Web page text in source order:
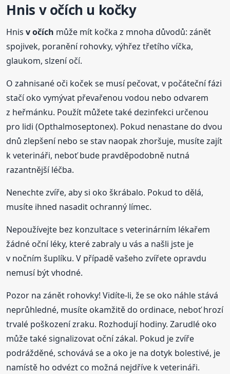
Hnis v očích u kočky
Hnisv očích může mít kočka z mnoha důvodů: zánět
spojivek, poranění rohovky, výhřez třetího víčka,
glaukom, slzení očí.
O zahnisané oči koček se musí pečovat, v počáteční fázi
stačí oko vymývat převařenou vodou nebo odvarem
z heřmánku. Použít můžete také dezinfekci určenou
pro lidi (Opthalmoseptonex). Pokud nenastane do dvou
dnů zlepšení nebo se stav naopak zhoršuje, musíte zajít
k veterináři, neboť bude pravděpodobně nutná
razantnější léčba.
Nenechte zvíře, aby si oko škrábalo. Pokud to dělá,
musíte ihned nasadit ochranný límec.
Nepoužívejte bez konzultace s veterinárním lékařem
žádné oční léky, které zabraly u vás a našli jste je
v nočním šuplíku. V případě vašeho zvířete opravdu
nemusí být vhodné.
Pozor na zánět rohovky! Vidíte-li, že se oko náhle stává
neprůhledné, musíte okamžitě do ordinace, neboť hrozí
trvalé poškození zraku. Rozhodují hodiny. Zarudlé oko
může také signalizovat oční zákal. Pokud je zvíře
podrážděné, schovává se a oko je na dotyk bolestivé, je
namístě ho odvézt co možná nejdříve k veterináři.